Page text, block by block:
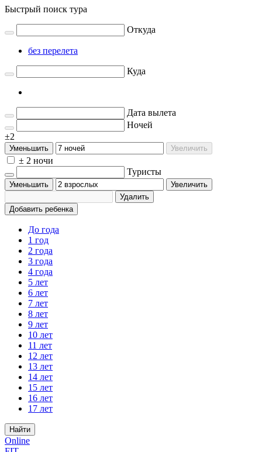
Быстрый поиск тура
Откуда
без перелета
Куда
Дата вылета
Ночей
±2
Уменьшить Увеличить
± 2 ночи
Туристы
Уменьшить
Увеличить
Удалить
Добавить ребенка
До года
1 год
2 года
3 года
4 года
5 лет
6 лет
7 лет
8 лет
9 лет
10 лет
11 лет
12 лет
13 лет
14 лет
15 лет
16 лет
17 лет
Найти
Online